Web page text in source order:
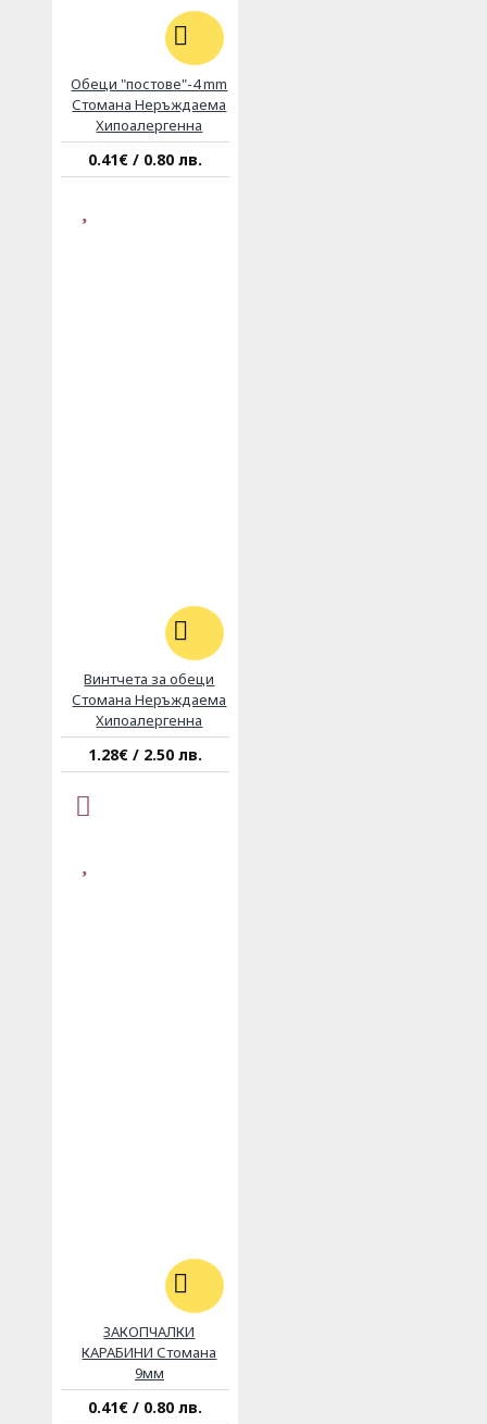
Обеци "постове"-4 mm
Стомана Неръждаема
Хипоалергенна
0.41€ / 0.80 лв.
Винтчета за обеци
Стомана Неръждаема
Хипоалергенна
1.28€ / 2.50 лв.
ЗАКОПЧАЛКИ
КАРАБИНИ Стомана
9мм
0.41€ / 0.80 лв.